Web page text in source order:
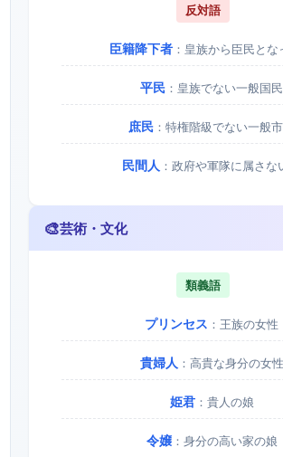
反対語
臣籍降下者 ：皇族から臣民とな
平民 ：皇族でない一般国民
庶民 ：特権階級でない一般
民間人 ：政府や軍隊に属さな
🎨芸術・文化
類義語
プリンセス ：王族の女性
貴婦人 ：高貴な身分の女性
姫君：貴人の娘
令嬢：身分の高い家の娘